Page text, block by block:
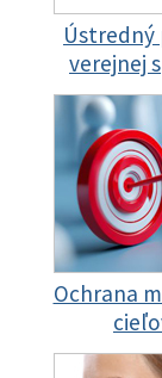
verejnej
Ochrana